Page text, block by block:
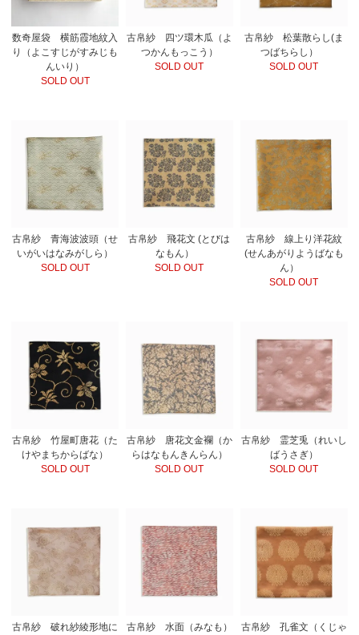
数奇屋袋 横筋霞地紋入
り（よこすじがすみじも
んいり）
SOLD OUT
古帛紗 四ツ環木瓜（よ
つかんもっこう）
SOLD OUT
古帛紗 松葉散らし(ま
つばちらし）
SOLD OUT
古帛紗 青海波波頭（せ
いがいはなみがしら）
SOLD OUT
古帛紗 飛花文 (とびは
なもん）
SOLD OUT
古帛紗 線上り洋花紋
(せんあがりようばなも
ん）
SOLD OUT
古帛紗 竹屋町唐花（た
けやまちからばな）
SOLD OUT
古帛紗 唐花文金襴（か
らはなもんきんらん）
SOLD OUT
古帛紗 霊芝兎（れいし
ばうさぎ）
SOLD OUT
古帛紗 破れ紗綾形地に
古帛紗 水面（みなも）
古帛紗 孔雀文（くじゃ